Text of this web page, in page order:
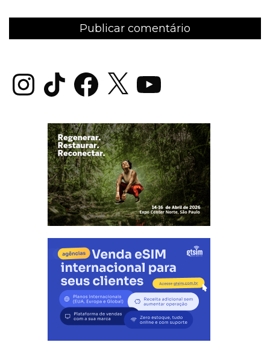
InstagramTikTok Facebook
X YouTube